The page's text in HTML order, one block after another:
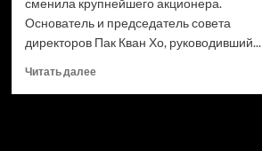
сменила крупнейшего акционера.
Основатель и председатель совета
директоров Пак Кван Хо, руководивший...
Читать далееПрочитать